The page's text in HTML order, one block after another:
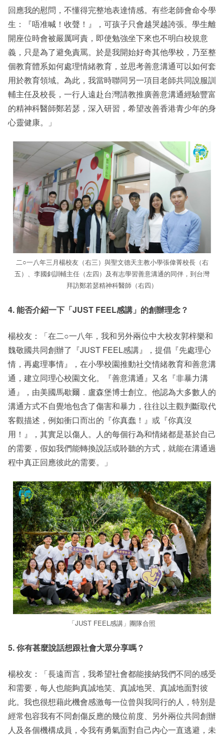
回應我的慰問，不懂得完整地表達情感。有些老師會命令學
生：『唔准喊！收聲！』，可孩子只會越哭越誇張。學生離
開座位時會被嚴厲呵責，即使勉強坐下來也不明白校規意
義，只是為了避免責罵。於是我開始好奇其他學校，乃至整
個教育體系如何處理情緒教育，並思考善意溝通可以如何套
用於教育領域。為此，我當時聯同另一項目老師共同說服訓
輔主任及校長，一行人遠赴台灣請教推廣善意溝通經驗豐富
的精神科醫師鄭若瑟，深入研習，希望改善香港青少年的身
心靈健康。」
二○一八年三月楊校友（右三）與聖文德天主教小學張偉菁校長（右
五）、李國釗訓輔主任（左四）及有志學習善意溝通的同伴，到台灣
拜訪鄭若瑟精神科醫師（右四）
4. 能否介紹一下「JUST FEEL感講」的創辦理念？
楊校友：「在二○一八年，我和另外兩位中大校友郭梓樂和
魏敬國共同創辦了『JUST FEEL感講』，提倡『先處理心
情，再處理事情』，在小學校園推動社交情緒教育和善意溝
通，建立同理心校園文化。『善意溝通』又名『非暴力溝
通』，由美國馬歇爾．盧森堡博士創立。他認為大多數人的
溝通方式不自覺地包含了傷害和暴力，往往以主觀判斷取代
客觀描述，例如衝口而出的『你真蠢！』或『你真沒
用！』，其實足以傷人。人的每個行為和情緒都是基於自己
的需要，假如我們能轉換說話或聆聽的方式，就能在溝通過
程中真正回應彼此的需要。」
「JUST FEEL感講」團隊合照
5. 你有甚麼說話想跟社會大眾分享嗎？
楊校友：「長遠而言，我希望社會都能接納我們不同的感受
和需要，每人也能夠真誠地笑、真誠地哭、真誠地面對彼
此。我也很想藉此機會感激每一位曾與我同行的人，特別是
經常包容我有不同創傷反應的幾位前度、另外兩位共同創辦
人及各個機構成員，令我有勇氣面對自己內心一直逃避，未